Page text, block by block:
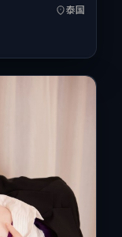
度。
泰国